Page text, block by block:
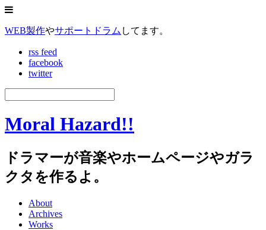
WEB製作やサポートドラム してます。
rss feed
facebook
twitter
Moral Hazard!!
ドラマーが音楽やホームページやガラ
クタを作るよ。
About
Archives
Works